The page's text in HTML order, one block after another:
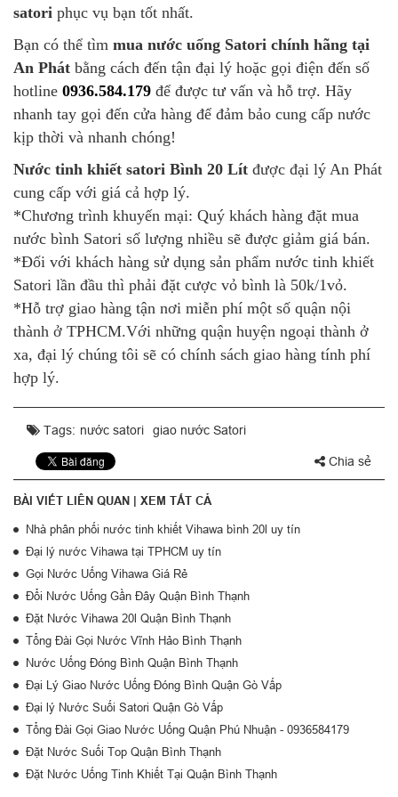
satori phục vụ bạn tốt nhất.
Bạn có thể tìm mua nước uống Satori chính hãng tại
An Phát bằng cách đến tận đại lý hoặc gọi điện đến số
hotline 0936.584.179 để được tư vấn và hỗ trợ. Hãy
nhanh tay gọi đến cửa hàng để đảm bảo cung cấp nước
kịp thời và nhanh chóng!
Nước tinh khiết satori Bình 20 Lít được đại lý An Phát
cung cấp với giá cả hợp lý.
*Chương trình khuyến mại: Quý khách hàng đặt mua
nước bình Satori số lượng nhiều sẽ được giảm giá bán.
*Đối với khách hàng sử dụng sản phẩm nước tinh khiết
Satori lần đầu thì phải đặt cược vỏ bình là 50k/1vỏ.
*Hỗ trợ giao hàng tận nơi miễn phí một số quận nội
thành ở TPHCM.Với những quận huyện ngoại thành ở
xa, đại lý chúng tôi sẽ có chính sách giao hàng tính phí
hợp lý.
Tags: nước satori giao nước Satori
Chia sẻ
BÀI VIẾT LIÊN QUAN | XEM TẤT CẢ
Nhà phân phối nước tinh khiết Vihawa bình 20l uy tín
Đại lý nước Vihawa tại TPHCM uy tín
Gọi Nước Uống Vihawa Giá Rẻ
Đổi Nước Uống Gần Đây Quận Bình Thạnh
Đặt Nước Vihawa 20l Quận Bình Thạnh
Tổng Đài Gọi Nước Vĩnh Hảo Bình Thạnh
Nước Uống Đóng Bình Quận Bình Thạnh
Đại Lý Giao Nước Uống Đóng Bình Quận Gò Vấp
Đại lý Nước Suối Satori Quận Gò Vấp
Tổng Đài Gọi Giao Nước Uống Quận Phú Nhuận - 0936584179
Đặt Nước Suối Top Quận Bình Thạnh
Đặt Nước Uống Tinh Khiết Tại Quận Bình Thạnh